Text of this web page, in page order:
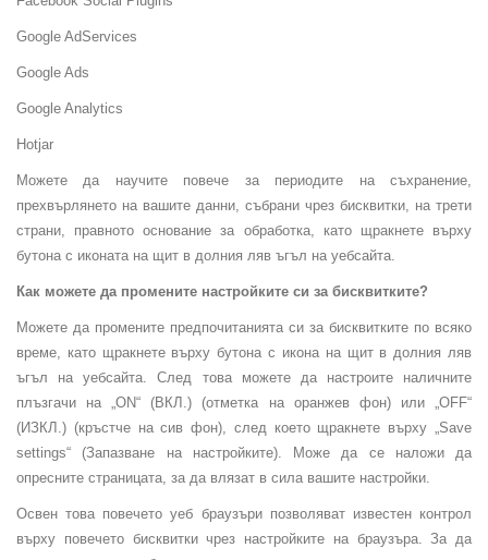
Google AdServices
Google Ads
Google Analytics
Hotjar
Можете да научите повече за периодите на съхранение,
прехвърлянето на вашите данни, събрани чрез бисквитки, на трети
страни, правното основание за обработка, като щракнете върху
бутона с иконата на щит в долния ляв ъгъл на уебсайта.
Как можете да промените настройките си за бисквитките?
Можете да промените предпочитанията си за бисквитките по всяко
време, като щракнете върху бутона с икона на щит в долния ляв
ъгъл на уебсайта. След това можете да настроите наличните
плъзгачи на „ON“ (ВКЛ.) (отметка на оранжев фон) или „OFF“
(ИЗКЛ.) (кръстче на сив фон), след което щракнете върху „Save
settings“ (Запазване на настройките). Може да се наложи да
опресните страницата, за да влязат в сила вашите настройки.
Освен това повечето уеб браузъри позволяват известен контрол
върху повечето бисквитки чрез настройките на браузъра. За да